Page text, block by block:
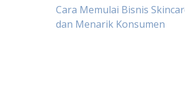
Post
Cara Memulai Bisnis
dan Menarik Konsumen